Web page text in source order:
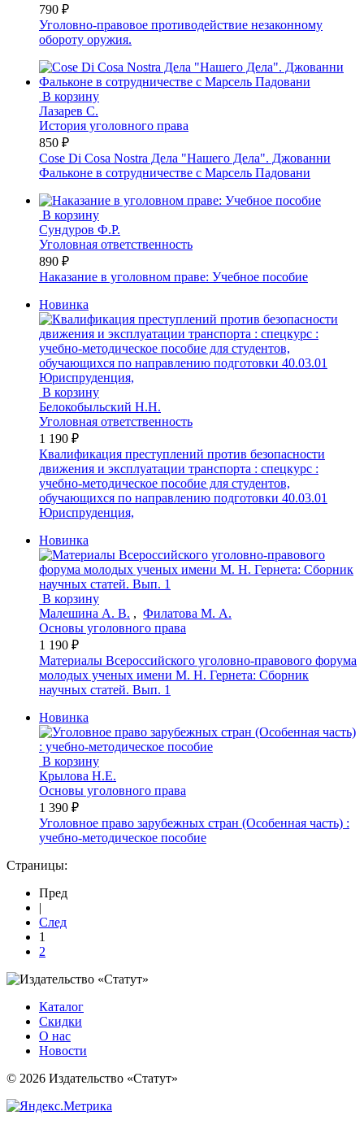
790 ₽
Уголовно-правовое противодействие незаконному
обороту оружия.
В корзину
Лазарев С.
История уголовного права
850 ₽
Cose Di Cosa Nostra Дела "Нашего Дела". Джованни
Фальконе в сотрудничестве с Марсель Падовани
В корзину
Сундуров Ф.Р.
Уголовная ответственность
890 ₽
Наказание в уголовном праве: Учебное пособие
Новинка
В корзину
Белокобыльский Н.Н.
Уголовная ответственность
1 190 ₽
Квалификация преступлений против безопасности
движения и эксплуатации транспорта : спецкурс :
учебно-методическое пособие для студентов,
обучающихся по направлению подготовки 40.03.01
Юриспруденция,
Новинка
В корзину
Малешина А. В. , Филатова М. А.
Основы уголовного права
1 190 ₽
Материалы Всероссийского уголовно-правового форума
молодых ученых имени М. Н. Гернета: Сборник
научных статей. Вып. 1
Новинка
В корзину
Крылова Н.Е.
Основы уголовного права
1 390 ₽
Уголовное право зарубежных стран (Особенная часть) :
учебно-методическое пособие
Страницы:
Пред
|
След
1
2
Каталог
Скидки
О нас
Новости
© 2026 Издательство «Статут»